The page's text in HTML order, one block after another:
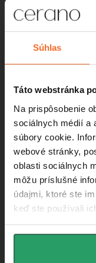
Súhlas
Táto webstránka
Na prispôsobenie
sociálnych médií a
súbory cookie.
webové stránky,
oblasti sociálnych
môžu príslušné
údajmi, ktoré ste
keď ste používali
Informácie pre